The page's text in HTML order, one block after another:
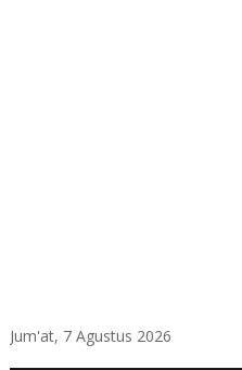
Jum'at, 7 Agustus 2026